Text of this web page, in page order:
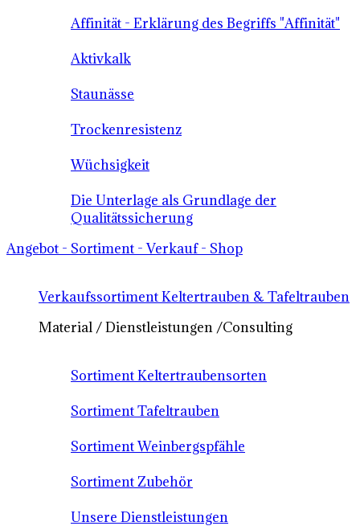
Affinität - Erklärung des Begriffs "Affinität"
Aktivkalk
Staunässe
Trockenresistenz
Wüchsigkeit
Die Unterlage als Grundlage der
Qualitätssicherung
Angebot - Sortiment - Verkauf - Shop
Verkaufssortiment Keltertrauben & Tafeltrauben
Material / Dienstleistungen /Consulting
Sortiment Keltertraubensorten
Sortiment Tafeltrauben
Sortiment Weinbergspfähle
Sortiment Zubehör
Unsere Dienstleistungen